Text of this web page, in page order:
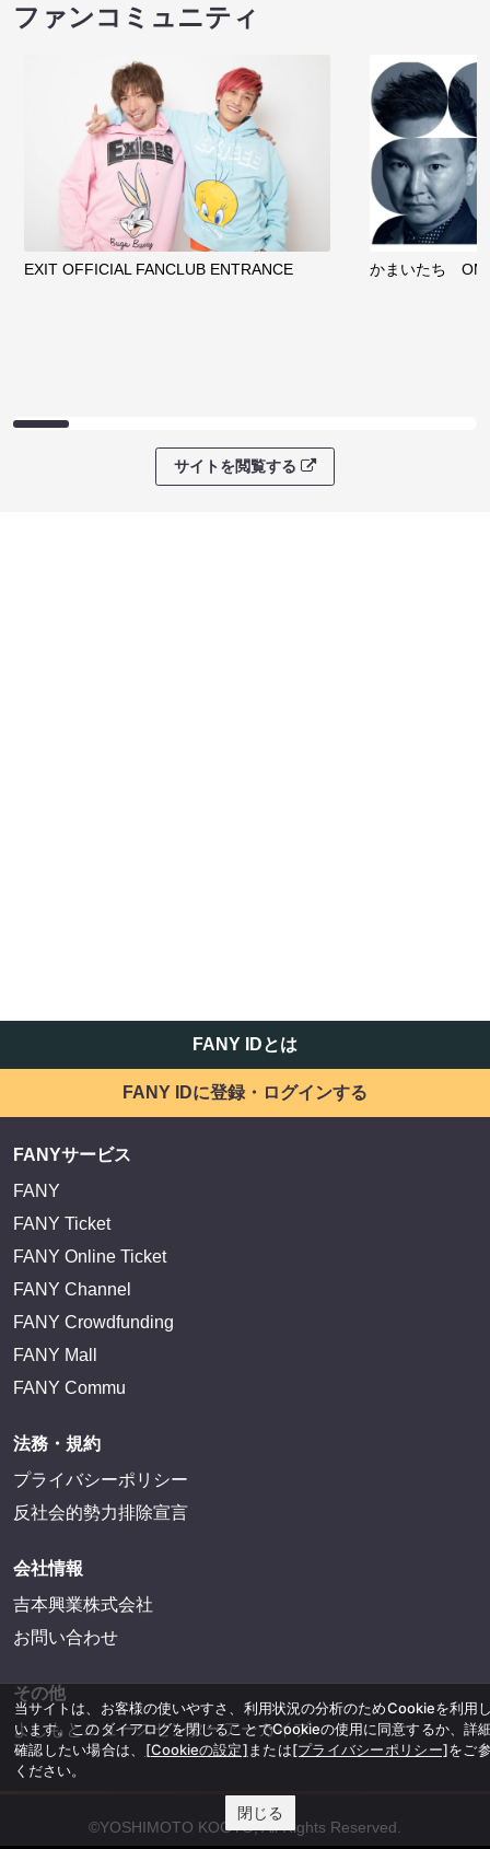
ファンコミュニティ
EXIT OFFICIAL FANCLUB ENTRANCE かまいたち
サイトを閲覧する
FANY IDとは
FANY IDに登録・ログインする
FANYサービス
FANY
FANY Ticket
FANY Online Ticket
FANY Channel
FANY Crowdfunding
FANY Mall
FANY Commu
法務・規約
プライバシーポリシー
反社会的勢力排除宣言
会社情報
吉本興業株式会社
お問い合わせ
その他
よしもとニュースセンターアーカイブ
©YOSHIMOTO KOGYO, All Rights Reserved.
います。このダイアログを閉じることでCookieの使用に同意するか、詳
確認したい場合は、 [Cookieの設定]
ください。